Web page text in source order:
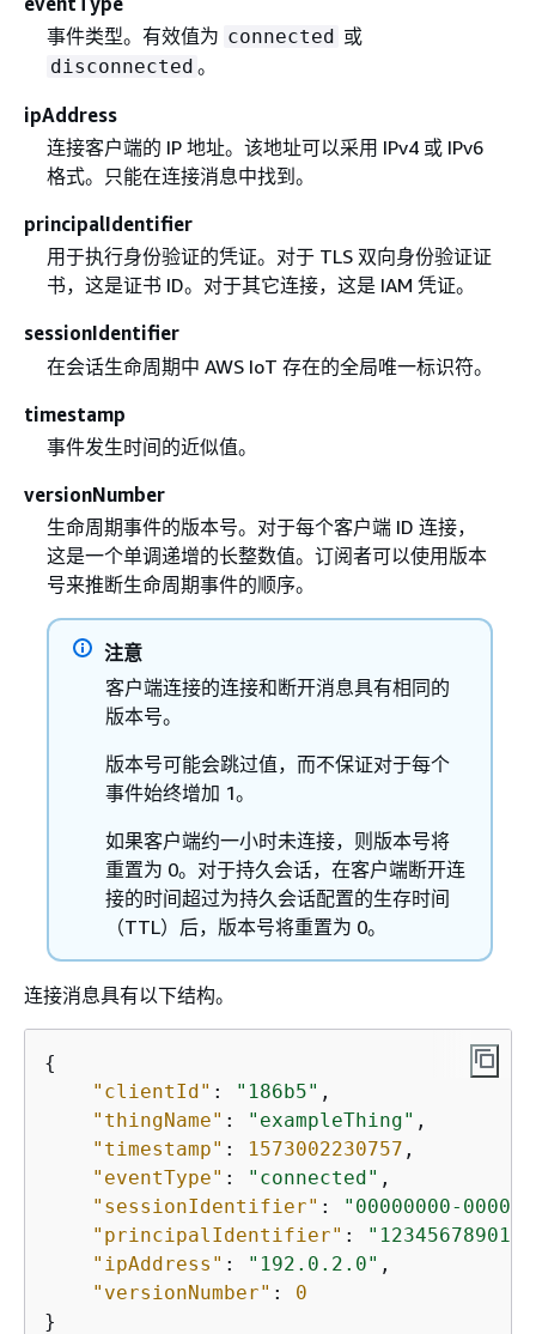
事件类型。有效值为 connected 或
disconnected 。
ipAddress
连接客户端的 IP 地址。该地址可以采用 IPv4 或 IPv6
格式。只能在连接消息中找到。
principalIdentifier
用于执行身份验证的凭证。对于 TLS 双向身份验证证
书，这是证书 ID。对于其它连接，这是 IAM 凭证。
sessionIdentifier
在会话生命周期中 AWS IoT 存在的全局唯一标识符。
timestamp
事件发生时间的近似值。
versionNumber
生命周期事件的版本号。对于每个客户端 ID 连接，
这是一个单调递增的长整数值。订阅者可以使用版本
号来推断生命周期事件的顺序。
注意
客户端连接的连接和断开消息具有相同的
版本号。
版本号可能会跳过值，而不保证对于每个
事件始终增加 1。
如果客户端约一小时未连接，则版本号将
重置为 0。对于持久会话，在客户端断开连
接的时间超过为持久会话配置的生存时间
（TTL）后，版本号将重置为 0。
连接消息具有以下结构。
{
"clientId" : "186b5" ,
"thingName" : "exampleThing" ,
"timestamp" : 1573002230757 ,
"eventType" : "connected" ,
"sessionIdentifier" :
"00000000-0000-
"principalIdentifier" :
"ipAddress" : "192.0.2.0" ,
"versionNumber" : 0
}